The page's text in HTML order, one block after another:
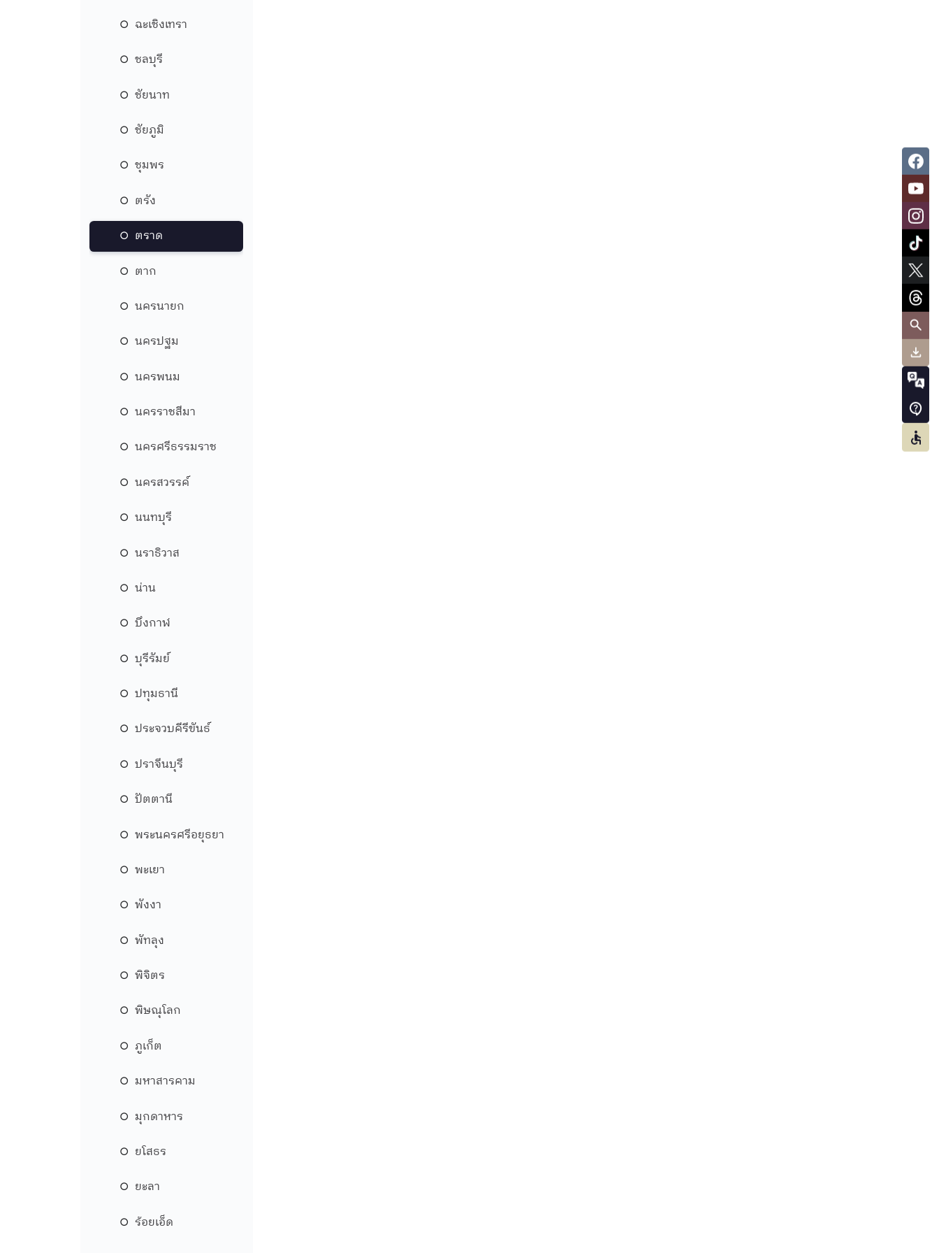
ฉะเชิงเทรา
ชลบุรี
ชัยนาท
ชัยภูมิ
ชุมพร
ตรัง
ตราด
ตาก
นครนายก
นครปฐม
นครพนม
นครราชสีมา
นครศรีธรรมราช
นครสวรรค์
นนทบุรี
นราธิวาส
น่าน
บึงกาฬ
บุรีรัมย์
ปทุมธานี
ประจวบคีรีขันธ์
ปราจีนบุรี
ปัตตานี
พระนครศรีอยุธยา
พะเยา
พังงา
พัทลุง
พิจิตร
พิษณุโลก
ภูเก็ต
มหาสารคาม
มุกดาหาร
ยโสธร
ยะลา
ร้อยเอ็ด